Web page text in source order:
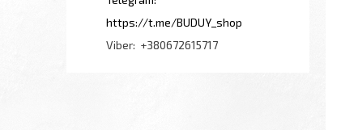
https://t.me/BUDUY_shop
+380672615717